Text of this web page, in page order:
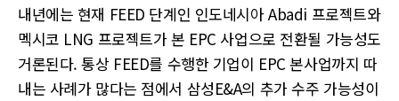
내년에는 현재 FEED 단계인 인도네시아 Abadi 프로젝트와
멕시코 LNG 프로젝트가 본 EPC 사업으로 전환될 가능성도
거론된다. 통상 FEED를 수행한 기업이 EPC 본사업까지 따
내는 사례가 많다는 점에서 삼성E&A의 추가 수주 가능성이